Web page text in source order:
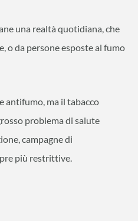
una realtà quotidiana, che
o da persone esposte al fumo
antifumo, ma il tabacco
problema di salute
campagne di
più restrittive.